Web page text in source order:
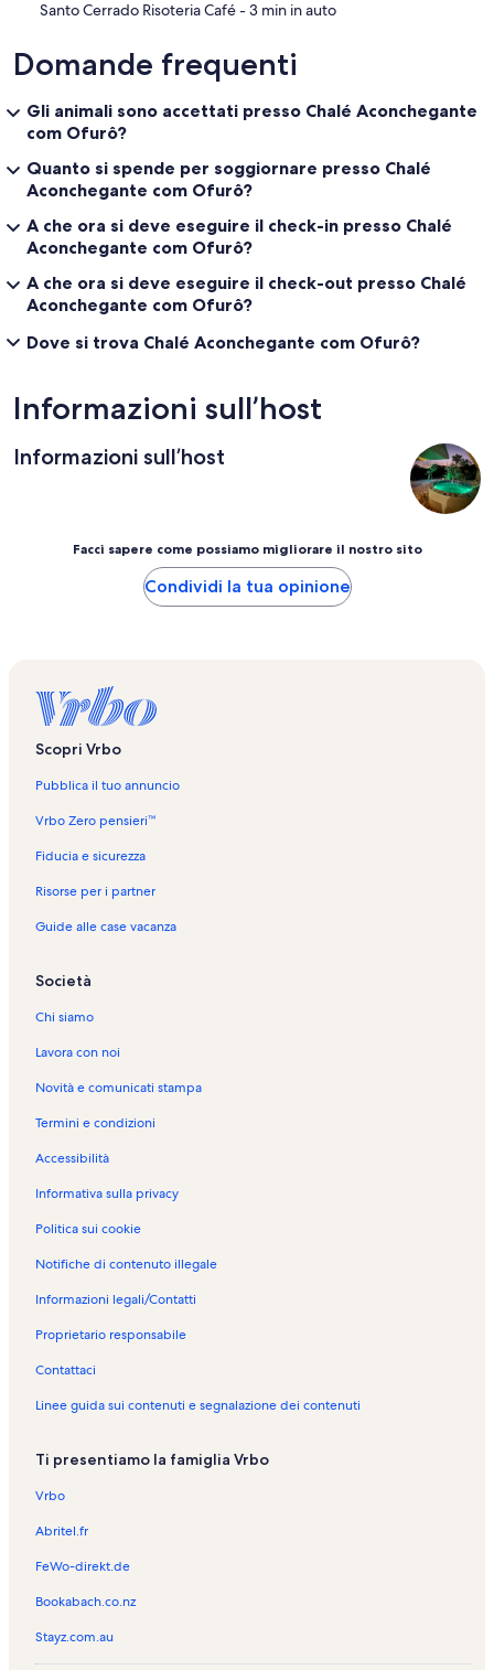
‪Santo Cerrado Risoteria Café - ‬3 min in auto
Domande frequenti
Gli animali sono accettati presso Chalé Aconchegante
com Ofurô?
Quanto si spende per soggiornare presso Chalé
Aconchegante com Ofurô?
A che ora si deve eseguire il check-in presso Chalé
Aconchegante com Ofurô?
A che ora si deve eseguire il check-out presso Chalé
Aconchegante com Ofurô?
Dove si trova Chalé Aconchegante com Ofurô?
Informazioni sull’host
Informazioni sull’host
Facci sapere come possiamo migliorare il nostro sito
Condividi la tua opinione
Scopri Vrbo
Pubblica il tuo annuncio
Vrbo Zero pensieri™
Fiducia e sicurezza
Risorse per i partner
Guide alle case vacanza
Società
Chi siamo
Lavora con noi
Novità e comunicati stampa
Termini e condizioni
Accessibilità
Informativa sulla privacy
Politica sui cookie
Notifiche di contenuto illegale
Informazioni legali/Contatti
Proprietario responsabile
Contattaci
Linee guida sui contenuti e segnalazione dei contenuti
Ti presentiamo la famiglia Vrbo
Vrbo
Abritel.fr
FeWo-direkt.de
Bookabach.co.nz
Stayz.com.au